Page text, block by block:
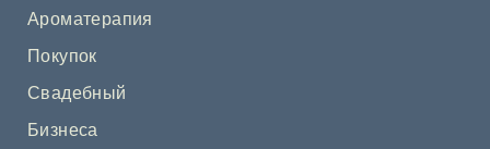
Ароматерапия
Покупок
Свадебный
Бизнеса